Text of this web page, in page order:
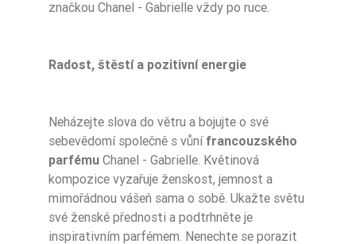
značkou Chanel - Gabrielle vždy po ruce.
Radost, štěstí a pozitivní energie
Neházejte slova do větru a bojujte o své
sebevědomí společně s vůnífrancouzského
parfému Chanel - Gabrielle. Květinová
kompozice vyzařuje ženskost, jemnost a
mimořádnou vášeň sama o sobě. Ukažte světu
své ženské přednosti a podtrhněte je
inspirativním parfémem. Nenechte se porazit